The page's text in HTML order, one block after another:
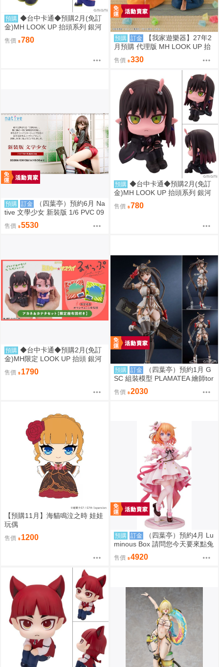
預購 ◆台中卡通◆預購2月(免訂
金)MH LOOK UP 抬頭系列 銀河
特急Milky☆Subway 鐵多 0813
售價 780 預購 訂金
【我家遊樂器】27年2
月預購 代理版 MH LOOK UP 抬
頭系列 火影忍者 疾風傳 斗篷 2款
可選 不含公仔
售價 330
預購 訂金
（四葉亭）預約6月 Na
tive 文學少女 新裝版 1/6 PVC 09
17
售價 5530
預購 ◆台中卡通◆預購2月(免訂
金)MH LOOK UP 抬頭系列 銀河
特急Milky☆Subway 朱音 0813
售價 780
預購 ◆台中卡通◆預購2月(免訂
金)MH限定 LOOK UP 抬頭 銀河
特急 朱音 & 鐵多 套組附特典 08
13
售價 1790 預購 訂金
（四葉亭）預約1月 G
SC 組裝模型 PLAMATEA 繪師tor
idamono MX醬 約16公分 0906
售價 2030
【預購11月】海貓鳴泣之時 娃娃
玩偶
售價 1200 預購 訂金
（四葉亭）預約4月 Lu
minous Box 請問您今天要來點兔
子嗎？ 心愛 禮服Ver 1/7 PVC 09
06
售價 4920